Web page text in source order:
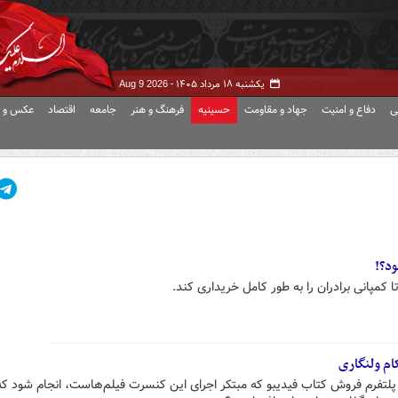
یکشنبه ۱۸ مرداد ۱۴۰۵ - Aug 9 2026
دفاع و امنیت جهاد و مقاومت حسینیه فرهنگ و هنر جامعه اقتصاد عکس و
برادران را به طور کامل خریداری کند.
ولنگاری
فروش کتاب فیدیبو که مبتکر اجرای این کنسرت فیلم‌هاست، انجام شود